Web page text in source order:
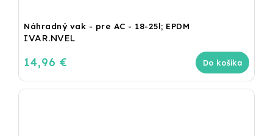
Náhradný vak - pre AC - 18-25l; EPDM
IVAR.NVEL
14,96 € Do košíka